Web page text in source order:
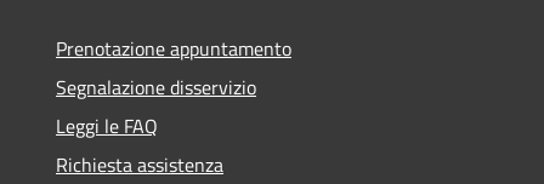
Prenotazione appuntamento
Segnalazione disservizio
Leggi le FAQ
Richiesta assistenza